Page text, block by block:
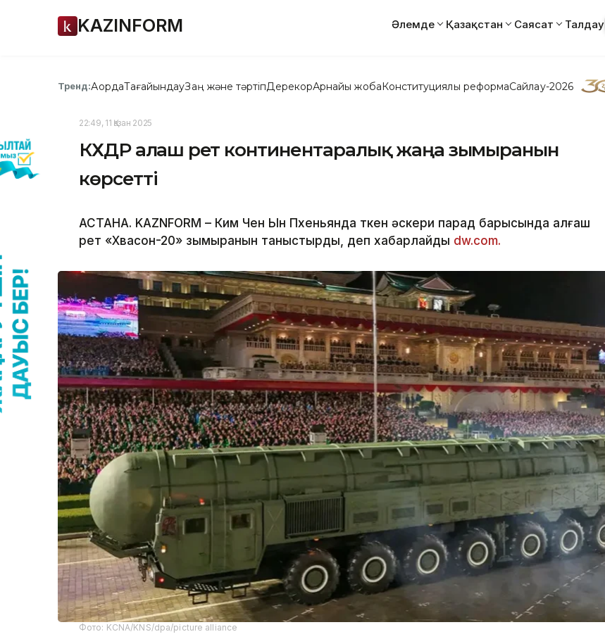
KAZINFORM Әлемде Қазақстан Саясат Талдау
Тренд:АқордаТағайындауЗаң және тәртіпДерекқорАрнайы жобаКонституциялық реформаСайлау-2026
22:49, 11 Қазан 2025
КХДР алғаш рет континентаралық жаңа зымыранын
көрсетті
АСТАНА. KAZNFORM – Ким Чен Ын Пхеньянда өткен әскери парад барысында алғаш
рет «Хвасон-20» зымыранын таныстырды, деп хабарлайды dw.com.
Фото: KCNA/KNS/dpa/picture alliance